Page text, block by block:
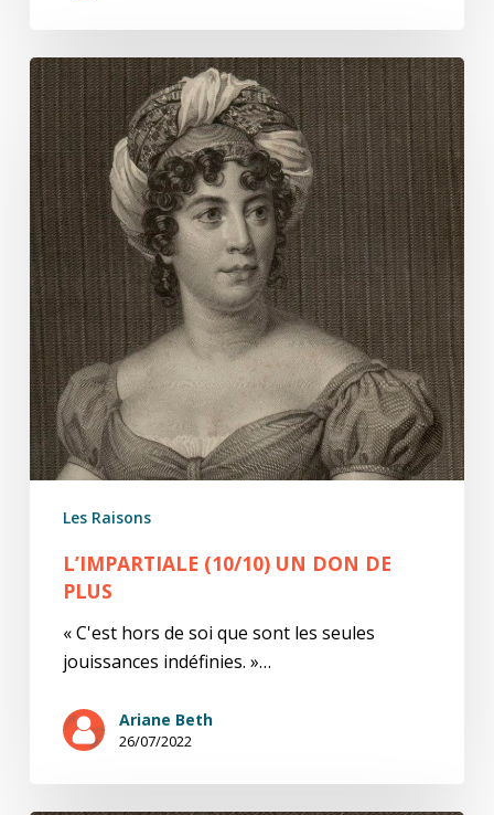
L’impartiale
(10/10)
Un
don
de
plus
Les Raisons
L’IMPARTIALE (10/10) UN DON DE
PLUS
« C'est hors de soi que sont les seules
jouissances indéfinies. »…
Ariane Beth
26/07/2022